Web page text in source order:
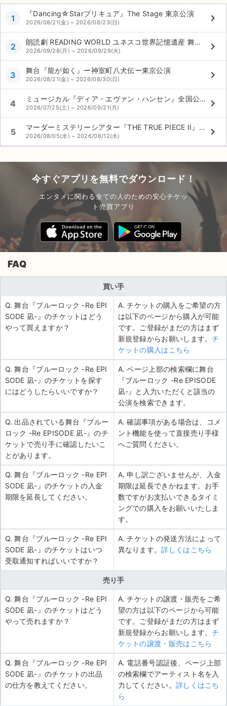
1 『Dancing☆Starプリキュア』The Stage 東京公演
2026/08/21(金) ~ 2026/08/23(日) keyboard_arrow_right
2 朗読劇 READING WORLD ユネスコ世界記憶遺産 舞鶴への生還『約束の果て』（再演）
2026/09/28(月) ~ 2026/09/29(火) keyboard_arrow_right
3 舞台『龍が如く』ー神室町八犬伝ー東京公演
2026/08/21(金) ~ 2026/08/30(日) keyboard_arrow_right
4 ミュージカル『ディア・エヴァン・ハンセン』全国公演
2026/07/25(土) ~ 2026/09/21(月) keyboard_arrow_right
5 マーダーミステリーシアター『THE TRUE PIECE II』東京公演
2026/08/05(水) ~ 2026/08/12(水) keyboard_arrow_right
今すぐアプリを無料でダウンロード！
エンタメに関わる全ての人のための安心チケッ
ト売買アプリ
FAQ
買い手
Q. 舞台『ブルーロック -Re EPI
SODE 凪-』のチケットはどう
やって買えますか？
A. チケットの購入をご希望の方
は以下のページから購入が可能
です。ご登録がまだの方はまず
新規登録からお願いします。チ
ケットの購入はこちら
Q. 舞台『ブルーロック -Re EPI
SODE 凪-』のチケットを探す
にはどうしたらいいですか？
A. ページ上部の検索欄に舞台
『ブルーロック -Re EPISODE
凪-』と入力いただくと該当の
公演を検索できます。
Q. 出品されている舞台『ブルー
ロック -Re EPISODE 凪-』のチ
ケットで売り手に確認したいこ
とがあります。
A. 確認事項がある場合は、コメ
ント機能を使って直接売り手様
へご質問ください。
Q. 舞台『ブルーロック -Re EPI
SODE 凪-』のチケットの入金
期限を延長してください。
A. 申し訳ございませんが、入金
期限は延長できかねます。お手
数ですがお支払いできるタイミ
ングでの購入をお願いいたしま
す。
Q. 舞台『ブルーロック -Re EPI
SODE 凪-』のチケットはいつ
受取通知すればいいですか？
A. チケットの発送方法によって
異なります。詳しくはこちら
売り手
Q. 舞台『ブルーロック -Re EPI
SODE 凪-』のチケットはどう
やって売れますか？
A. チケットの譲渡・販売をご希
望の方は以下のページから可能
です。ご登録がまだの方はまず
新規登録からお願いします。チ
ケットの譲渡・販売はこちら
Q. 舞台『ブルーロック -Re EPI
SODE 凪-』のチケットの出品
の仕方を教えてください。
A. 電話番号認証後、ページ上部
の検索欄でアーティスト名を入
力してください。 詳しくはこち
ら